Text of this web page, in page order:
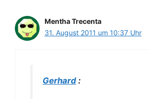
Mentha Trecenta
31. August 2011 um 10:37 Uhr
Gerhard :